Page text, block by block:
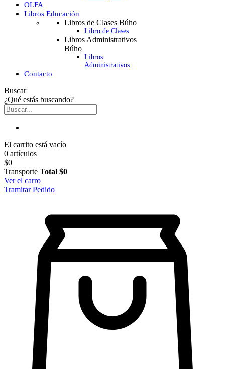
OLFA
Libros Educación
Libros de Clases Búho
Libro de Clases
Libros Administrativos
Búho
Libros
Administrativos
Contacto
Buscar
¿Qué estás buscando?
El carrito está vacío
0 artículos
$0
Transporte Total $0
Ver el carro
Tramitar Pedido